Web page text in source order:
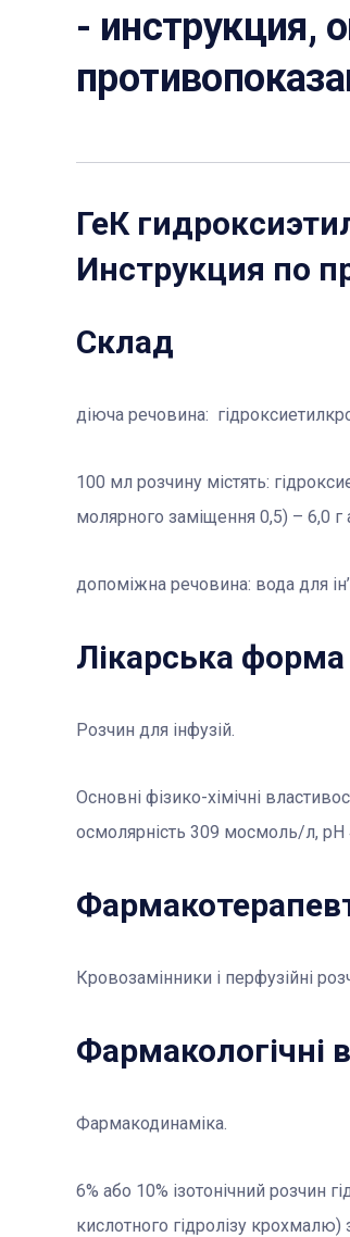
- инструкция,
ГеК
Инструкция по
Склад
діюча речовина:
100 мл розчину містять:
молярного заміщення 0,5) – 6,0 г
допоміжна речовина: вода для
Лікарська форма
Розчин для інфузій.
Основні фізико-хімічні
осмолярність 309 мосмоль/л, рН
Кровозамінники і перфузійні
Фармакологічні
Фармакодинаміка.
6% або 10% ізотонічний розчин
кислотного гідролізу